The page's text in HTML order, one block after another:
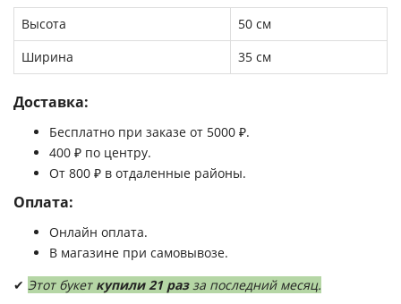
Высота
50 см
Ширина
35 см
Доставка:
Бесплатно при заказе от 5000 ₽.
400 ₽ по центру.
От 800 ₽ в отдаленные районы.
Оплата:
Онлайн оплата.
В магазине при самовывозе.
✔ Этот букет купили 21 разза последний месяц.